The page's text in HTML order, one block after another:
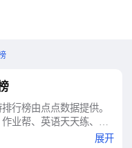
行榜由点点数据提供。
业帮、英语天天练、轻
、学信网、学习通、学习
展开